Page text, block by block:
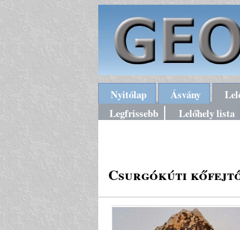
Nyitólap Ásvány
Legfrissebb
Lelőhely lista
Csurgókúti